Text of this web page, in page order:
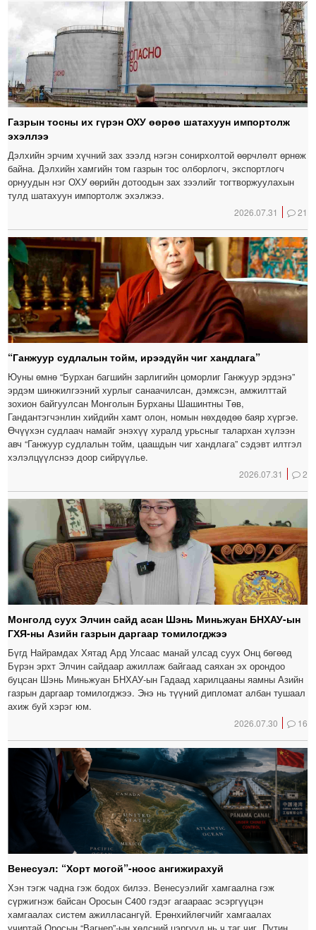
Газрын тосны их гүрэн ОХУ өөрөө шатахуун импортолж
эхэллээ
Дэлхийн эрчим хүчний зах зээлд нэгэн сонирхолтой өөрчлөлт өрнөж
байна. Дэлхийн хамгийн том газрын тос олборлогч, экспортлогч
орнуудын нэг ОХУ өөрийн дотоодын зах зээлийг тогтворжуулахын
тулд шатахуун импортолж эхэлжээ.
2026.07.31 21
“Ганжуур судлалын тойм, ирээдүйн чиг хандлага”
Юуны өмнө “Бурхан багшийн зарлигийн цоморлиг Ганжуур эрдэнэ”
эрдэм шинжилгээний хурлыг санаачилсан, дэмжсэн, амжилттай
зохион байгуулсан Монголын Бурханы Шашинтны Төв,
Гандантэгчэнлин хийдийн хамт олон, номын нөхдөдөө баяр хүргэе.
Өчүүхэн судлаач намайг энэхүү хуралд урьсныг талархан хүлээн
авч “Ганжуур судлалын тойм, цаашдын чиг хандлага” сэдэвт илтгэл
хэлэлцүүлснээ доор сийрүүлье.
2026.07.31 2
Монголд суух Элчин сайд асан Шэнь Миньжуан БНХАУ-ын
ГХЯ-ны Азийн газрын даргаар томилогджээ
Бүгд Найрамдах Хятад Ард Улсаас манай улсад суух Онц бөгөөд
Бүрэн эрхт Элчин сайдаар ажиллаж байгаад саяхан эх орондоо
буцсан Шэнь Миньжуан БНХАУ-ын Гадаад харилцааны яамны Азийн
газрын даргаар томилогджээ. Энэ нь түүний дипломат албан тушаал
ахиж буй хэрэг юм.
2026.07.30 16
Венесуэл: “Хорт могой”-ноос ангижирахуй
Хэн тэгж чадна гэж бодох билээ. Венесуэлийг хамгаална гэж
сүржигнэж байсан Оросын С400 гэдэг агаараас эсэргүүцэн
хамгаалах систем ажилласангүй. Ерөнхийлөгчийг хамгаалах